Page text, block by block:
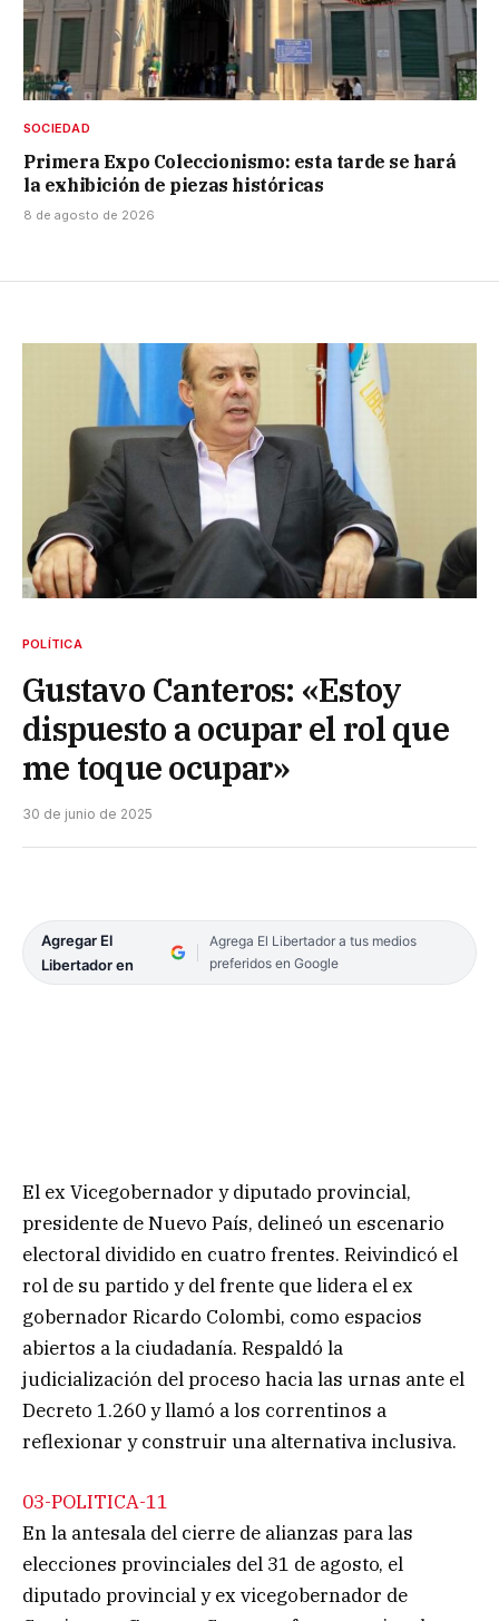
SOCIEDAD
Primera Expo Coleccionismo: esta tarde se hará
la exhibición de piezas históricas
8 de agosto de 2026
POLÍTICA
Gustavo Canteros: «Estoy
dispuesto a ocupar el rol que
me toque ocupar»
30 de junio de 2025
Agregar El
Libertador en
Agrega El Libertador a tus medios
preferidos en Google
El ex Vicegobernador y diputado provincial,
presidente de Nuevo País, delineó un escenario
electoral dividido en cuatro frentes. Reivindicó el
rol de su partido y del frente que lidera el ex
gobernador Ricardo Colombi, como espacios
abiertos a la ciudadanía. Respaldó la
judicialización del proceso hacia las urnas ante el
Decreto 1.260 y llamó a los correntinos a
reflexionar y construir una alternativa inclusiva.
03-POLITICA-11
En la antesala del cierre de alianzas para las
elecciones provinciales del 31 de agosto, el
diputado provincial y ex vicegobernador de